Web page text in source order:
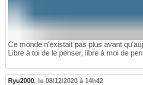
Ce monde n'existait pas plus avant
Libre à toi de le penser, libre à moi de
Ryu2000, le 08/12/2020 à 14h42